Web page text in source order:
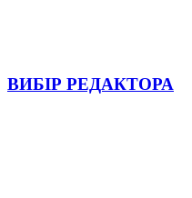
ВИБІР РЕДАКТОРА